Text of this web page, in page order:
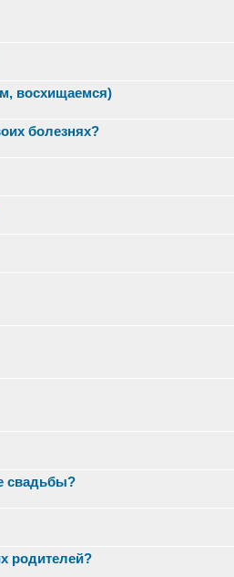
восхищаемся)
болезнях?
свадьбы?
родителей?